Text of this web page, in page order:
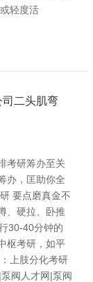
轻度活
二头肌弯
考研筹办至关
办，匡助你全
要点磨真金不
、硬拉、卧推
30-40分钟的
枢考研，如平
上肢分化考研
阀人才网|泵阀